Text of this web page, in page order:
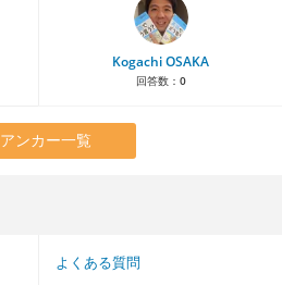
Kogachi OSAKA
回答数： 0
アンカー一覧
よくある質問